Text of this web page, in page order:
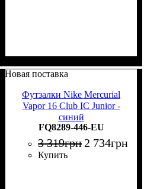
Новая поставка
Футзалки Nike Mercurial
Vapor 16 Club IC Junior -
синий
FQ8289-446-EU
3 319грн 2 734грн
Купить